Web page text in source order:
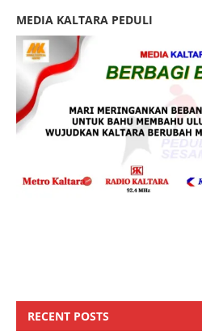
MEDIA KALTARA PEDULI
RECENT POSTS